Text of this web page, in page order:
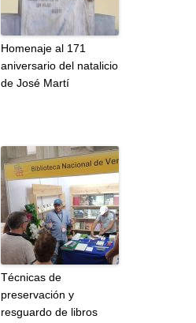
Homenaje al 171
aniversario del natalicio
de José Martí
Técnicas de
preservación y
resguardo de libros